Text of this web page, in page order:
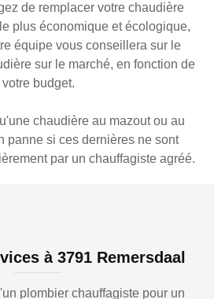
de remplacer votre chaudière
plus économique et écologique,
équipe vous conseillera sur le
sur le marché, en fonction de
budget.
chaudière au mazout ou au
panne si ces dernières ne sont
par un chauffagiste agréé.
à 3791 Remersdaal
plombier chauffagiste pour un